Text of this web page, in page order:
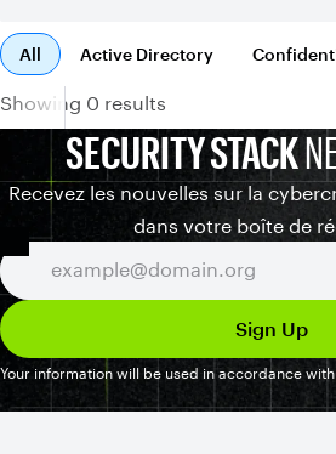
All Active Directory
Showing 0 results
SECURITY STACK
Recevez les nouvelles sur la
dans votre boîte de
Your information will be used in accordance